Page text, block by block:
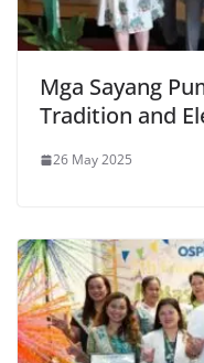
Mga Sayang
Tradition and
26 May 2025